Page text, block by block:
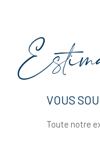
VOUS
Toute notre